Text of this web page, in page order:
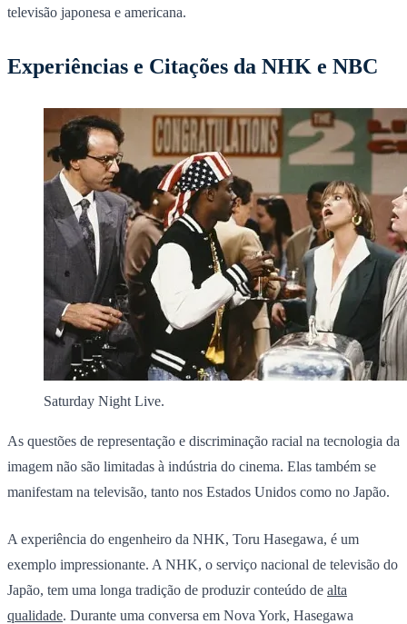
televisão japonesa e americana.
Experiências e Citações da NHK e NBC
Saturday Night Live.
As questões de representação e discriminação racial na tecnologia da
imagem não são limitadas à indústria do cinema. Elas também se
manifestam na televisão, tanto nos Estados Unidos como no Japão.
A experiência do engenheiro da NHK, Toru Hasegawa, é um
exemplo impressionante. A NHK, o serviço nacional de televisão do
Japão, tem uma longa tradição de produzir conteúdo de alta
qualidade. Durante uma conversa em Nova York, Hasegawa